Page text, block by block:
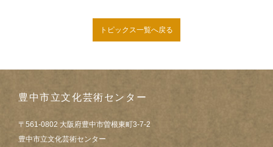
トピックス一覧へ戻る
豊中市立文化芸術センター
〒561-0802 大阪府豊中市曽根東町3-7-2
豊中市立文化芸術センター